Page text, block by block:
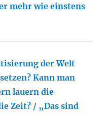
mehr wie einstens
der Welt
Kann man
lauern die
Zeit? / „Das sind